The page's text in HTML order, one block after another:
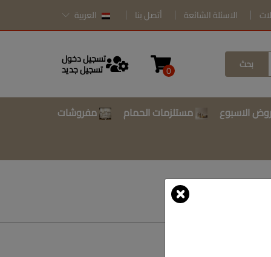
الاسئلة الشائعة أتصل بنا العربية
بحث 0
تسجيل دخول
تسجيل جديد
الاسبوع مستلزمات الحمام
مفروشات